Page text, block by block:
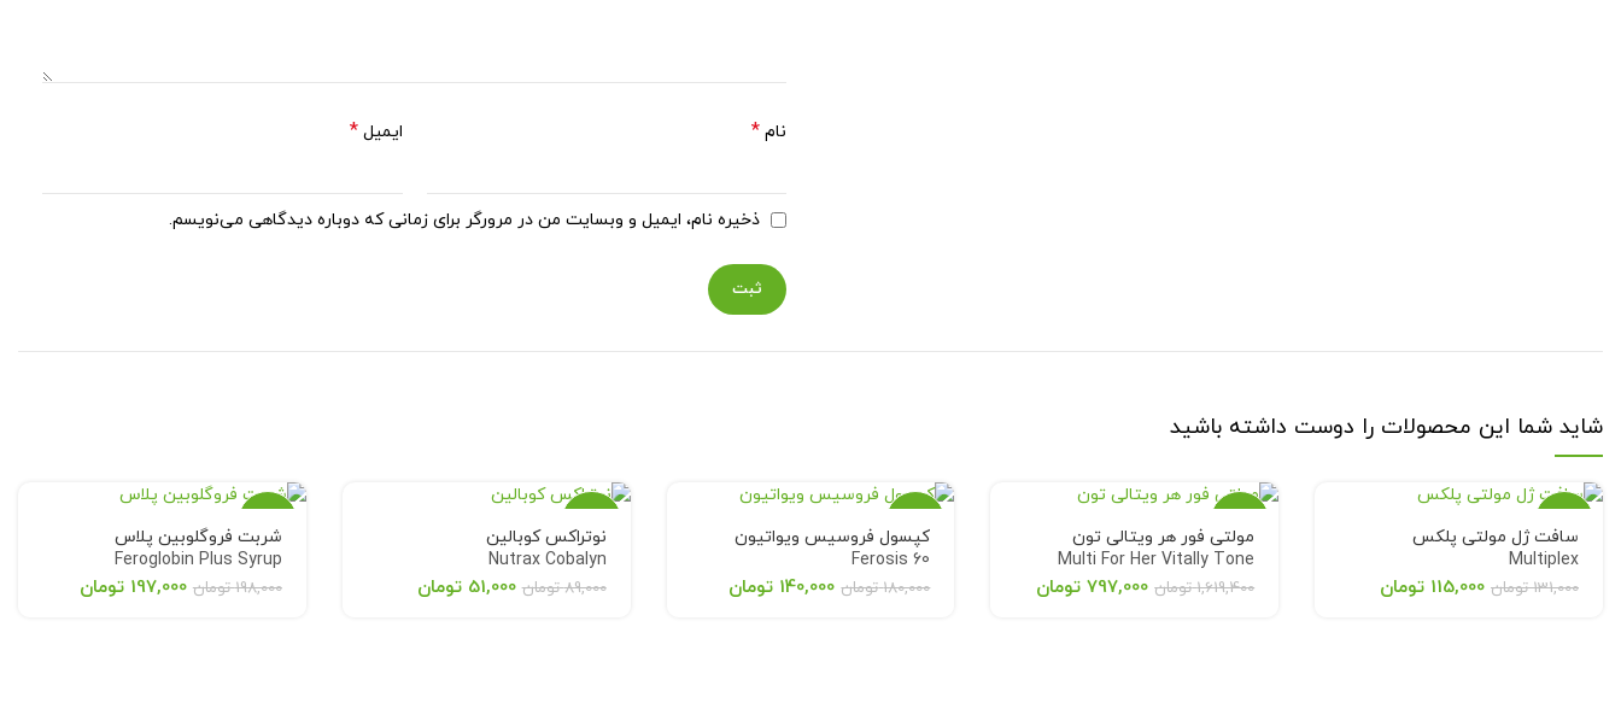
نام * ایمیل*
ذخیره نام، ایمیل و وبسایت من در مرورگر برای زمانی که دوباره دیدگاهی می‌نویسم.
شاید شما این محصولات را دوست داشته باشید
اتمام
موجودی
سافت ژل مولتی پلکس
Multiplex
131,000 تومان 115,000 تومان
مولتی فور هر ویتالی تون
Multi For Her Vitally Tone
1,619,400 تومان 797,000 تومان
اتمام
موجودی
کپسول فروسیس ویواتیون
Ferosis 60
180,000 تومان 140,000 تومان
اتمام
موجودی
نوتراکس کوبالین
Nutrax Cobalyn
89,000 تومان 51,000 تومان
اتمام
موجودی
شربت فروگلوبین پلاس
Feroglobin Plus Syrup
198,000 تومان 197,000 تومان